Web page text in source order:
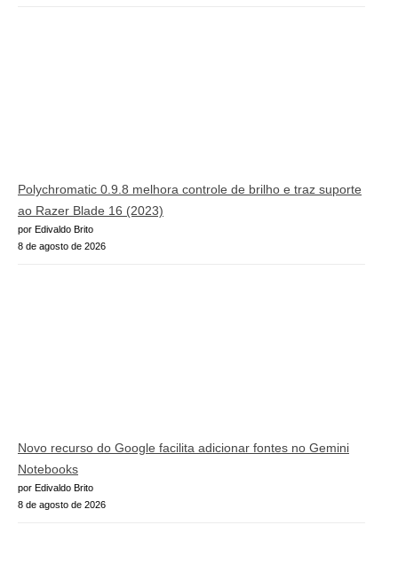
Polychromatic 0.9.8 melhora controle de brilho e traz suporte
ao Razer Blade 16 (2023)
por Edivaldo Brito
8 de agosto de 2026
Novo recurso do Google facilita adicionar fontes no Gemini
Notebooks
por Edivaldo Brito
8 de agosto de 2026